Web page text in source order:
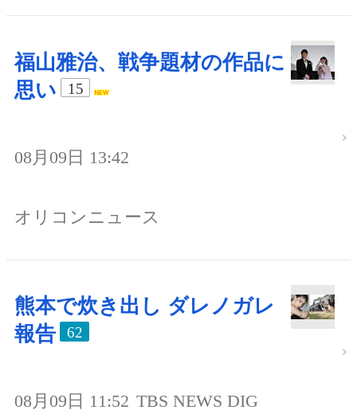
福山雅治、戦争題材の作品に
思い
15
08月09日 13:42
オリコンニュース
熊本で炊き出し ダレノガレ
報告
62
08月09日 11:52 TBS NEWS DIG